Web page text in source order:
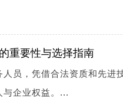
重要性与选择指南
员，凭借合法资质和先进
与企业权益。...